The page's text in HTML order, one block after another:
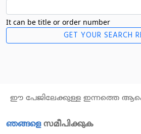
It can be title or order number
ഈ പേജിലേക്കുള്ള ഇന്നത്തെ
ഞങ്ങളെസമീപിക്കുക